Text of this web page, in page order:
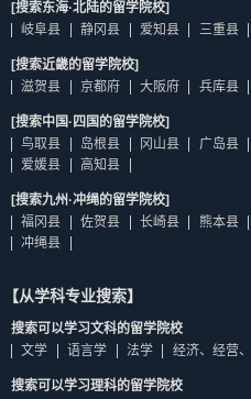
[搜索东海·北陆的留学院校]
岐阜县
静冈县 爱知县 三重县
[搜索近畿的留学院校]
滋贺县
京都府 大阪府 兵库县
[搜索中国·四国的留学院校]
鸟取县
岛根县 冈山县 广岛县
爱媛县
高知县
[搜索九州·冲绳的留学院校]
福冈县
佐贺县 长崎县 熊本县
冲绳县
【从学科专业搜索】
搜索可以学习文科的留学院校
文学
语言学 法学 经济、经营
搜索可以学习理科的留学院校